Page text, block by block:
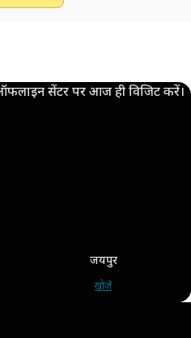
सेंटर पर आज ही विजिट करें।
जयपुर
खोजें